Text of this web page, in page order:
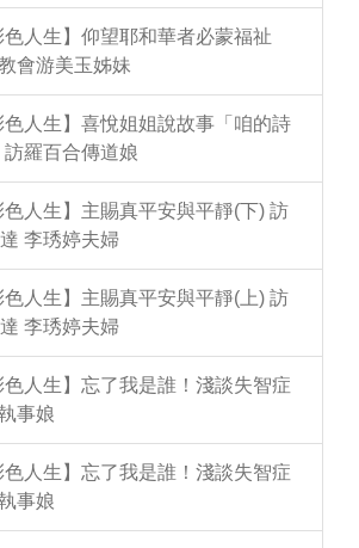
人生】仰望耶和華者必蒙福祉
會游美玉姊妹
人生】喜悅姐姐說故事「咱的詩
羅百合傳道娘
人生】主賜真平安與平靜(下) 訪
李琇婷夫婦
人生】主賜真平安與平靜(上) 訪
李琇婷夫婦
人生】忘了我是誰！淺談失智症
事娘
人生】忘了我是誰！淺談失智症
事娘